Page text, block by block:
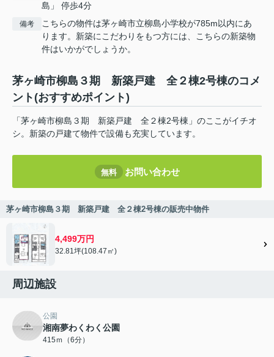
島」 停歩4分
備考
こちらの物件は茅ヶ崎市立柳島小学校が785m以内にあ
ります。新築にこだわりをもつ方には、こちらの新築物
件はいかがでしょうか。
茅ヶ崎市柳島３期 新築戸建 全２棟2号棟のコメ
ント(おすすめポイント)
「茅ヶ崎市柳島３期 新築戸建 全２棟2号棟」のここがイチオ
シ。新築の戸建て物件で設備も充実しています。
無料 お問い合わせ
茅ヶ崎市柳島３期 新築戸建 全２棟2号棟の販売中物件
4,499万円
32.81坪(108.47㎡)
周辺施設
公園
湘南夢わくわく公園
415ｍ（6分）